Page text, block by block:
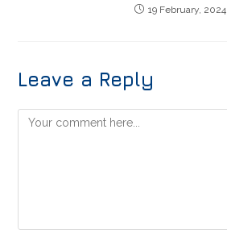
19 February, 2024
Leave a Reply